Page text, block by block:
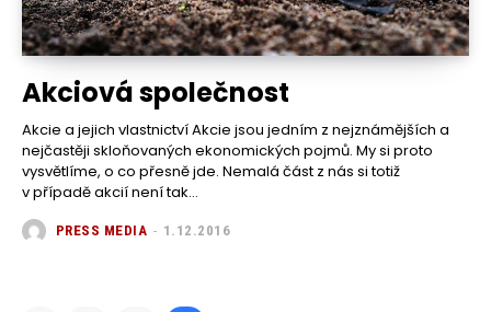
Akciová společnost
Akcie a jejich vlastnictví Akcie jsou jedním z nejznámějších a
nejčastěji skloňovaných ekonomických pojmů. My si proto
vysvětlíme, o co přesně jde. Nemalá část z nás si totiž
v případě akcií není tak...
PRESS MEDIA - 1.12.2016